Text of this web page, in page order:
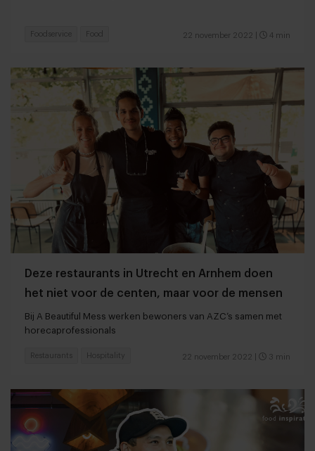
22 november 2022 4 min
Foodservice Food
Deze restaurants in Utrecht en Arnhem doen
het niet voor de centen, maar voor de mensen
Bij A Beautiful Mess werken bewoners van AZC’s samen met
horecaprofessionals
22 november 2022 3 min
Restaurants Hospitality